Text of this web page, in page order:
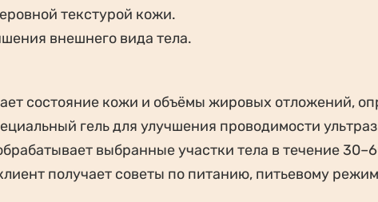
текстурой кожи.
внешнего вида тела.
состояние кожи и объёмы жировых отложений,
гель для улучшения проводимости
выбранные участки тела в течение
получает советы по питанию, питьевому